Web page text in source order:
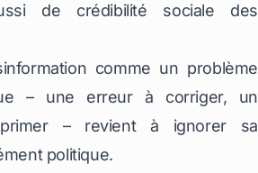
de crédibilité sociale des
comme un problème
– une erreur à corriger, un
– revient à ignorer sa
politique.